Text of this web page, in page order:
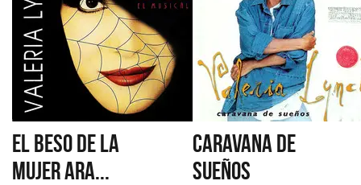
EL BESO DE LA
MUJER ARA...
CARAVANA DE
SUEÑOS